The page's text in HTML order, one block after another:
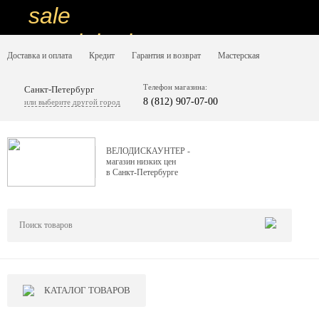
sale
special price
ну очень
вот дешево
sale
sale
Доставка и оплата Кредит Гарантия и возврат Мастерская
Санкт-Петербург
или выберите другой город
Телефон магазина:
8 (812) 907-07-00
ВЕЛОДИСКАУНТЕР -
магазин низких цен
в Санкт-Петербурге
КАТАЛОГ ТОВАРОВ